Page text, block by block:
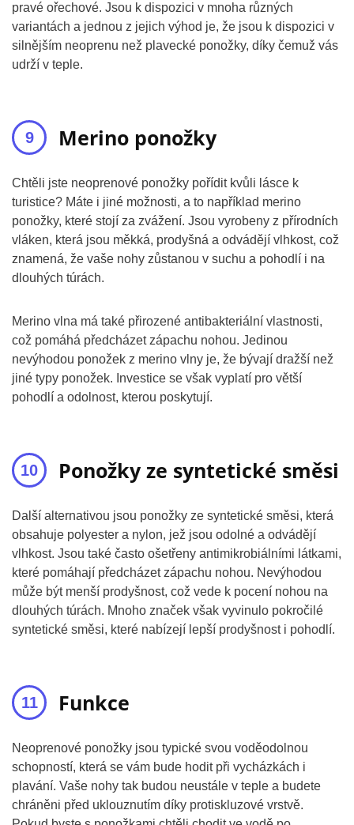
pravé ořechové. Jsou k dispozici v mnoha různých
variantách a jednou z jejich výhod je, že jsou k dispozici v
silnějším neoprenu než plavecké ponožky, díky čemuž vás
udrží v teple.
Merino ponožky
Chtěli jste neoprenové ponožky pořídit kvůli lásce k
turistice? Máte i jiné možnosti, a to například merino
ponožky, které stojí za zvážení. Jsou vyrobeny z přírodních
vláken, která jsou měkká, prodyšná a odvádějí vlhkost, což
znamená, že vaše nohy zůstanou v suchu a pohodlí i na
dlouhých túrách.
Merino vlna má také přirozené antibakteriální vlastnosti,
což pomáhá předcházet zápachu nohou. Jedinou
nevýhodou ponožek z merino vlny je, že bývají dražší než
jiné typy ponožek. Investice se však vyplatí pro větší
pohodlí a odolnost, kterou poskytují.
Ponožky ze syntetické směsi
Další alternativou jsou ponožky ze syntetické směsi, která
obsahuje polyester a nylon, jež jsou odolné a odvádějí
vlhkost. Jsou také často ošetřeny antimikrobiálními látkami,
které pomáhají předcházet zápachu nohou. Nevýhodou
může být menší prodyšnost, což vede k pocení nohou na
dlouhých túrách. Mnoho značek však vyvinulo pokročilé
syntetické směsi, které nabízejí lepší prodyšnost i pohodlí.
Funkce
Neoprenové ponožky jsou typické svou voděodolnou
schopností, která se vám bude hodit při vycházkách i
plavání. Vaše nohy tak budou neustále v teple a budete
chráněni před uklouznutím díky protiskluzové vrstvě.